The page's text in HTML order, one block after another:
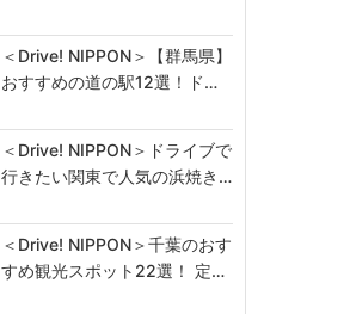
＜Drive! NIPPON＞【群馬県】
おすすめの道の駅12選！ド…
＜Drive! NIPPON＞ドライブで
行きたい関東で人気の浜焼き…
＜Drive! NIPPON＞千葉のおす
すめ観光スポット22選！ 定…